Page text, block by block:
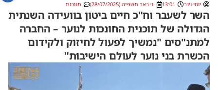
יוסי וינר 13:01 ג׳ באב תשפ״ה (28/07/2025) תגובות
השר לשעבר וח"כ חיים ביטון בוועידה השנתית
הגדולה של תוכנית החונכות לנוער – החברה
למתנ"סים "נמשיך לפעול לחיזוק ולקידום
הכשרת בני נוער לעולם הישיבות"